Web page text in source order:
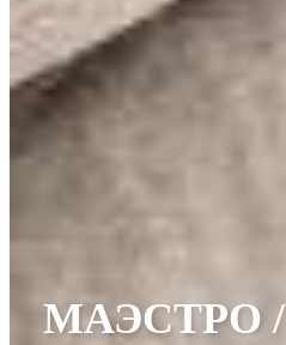
МАЭСТРО /